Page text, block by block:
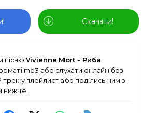
Скачати!
пісню Vivienne Mort - Риба
mp3 або слухати онлайн без
у плейлист або поділись ним з
нижче.